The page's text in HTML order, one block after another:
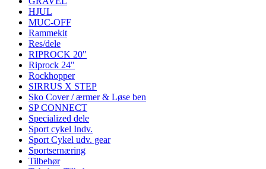
HJUL
MUC-OFF
Rammekit
Res/dele
RIPROCK 20"
Riprock 24"
Rockhopper
SIRRUS X STEP
Sko Cover / ærmer & Løse ben
SP CONNECT
Specialized dele
Sport cykel Indv.
Sport Cykel udv. gear
Sportsernæring
Tilbehør